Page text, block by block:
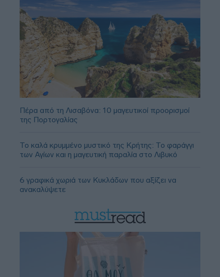
Πέρα από τη Λισαβόνα: 10 μαγευτικοί προορισμοί
της Πορτογαλίας
Το καλά κρυμμένο μυστικό της Κρήτης: Το φαράγγι
των Αγίων και η μαγευτική παραλία στο Λιβυκό
6 γραφικά χωριά των Κυκλάδων που αξίζει να
ανακαλύψετε